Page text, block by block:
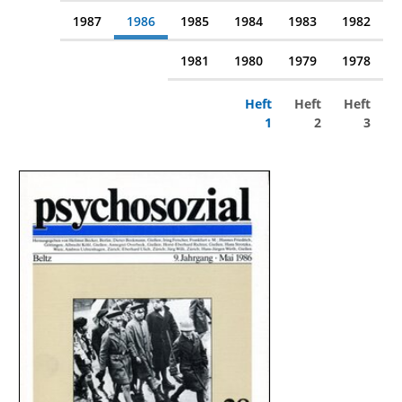
1987 1986 1985 1984 1983 1982
1981 1980 1979 1978
Heft
1
Heft
2
Heft
3